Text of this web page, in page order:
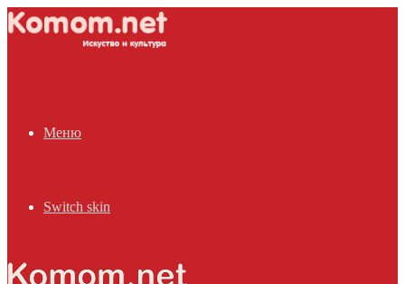
Меню
Switch skin